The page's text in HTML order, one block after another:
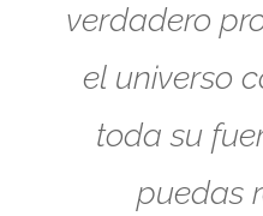
verdadero
el universo
toda su
puedas